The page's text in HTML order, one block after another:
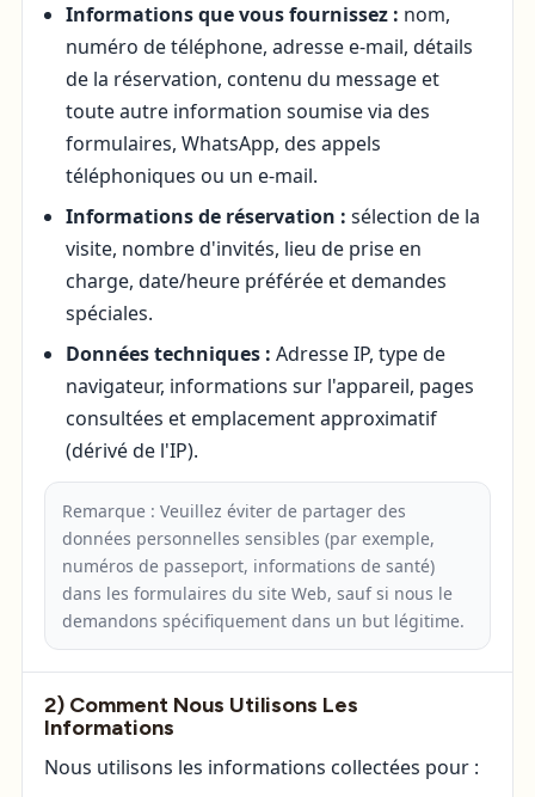
Informations que vous fournissez : nom,
numéro de téléphone, adresse e-mail, détails
de la réservation, contenu du message et
toute autre information soumise via des
formulaires, WhatsApp, des appels
téléphoniques ou un e-mail.
Informations de réservation : sélection de la
visite, nombre d'invités, lieu de prise en
charge, date/heure préférée et demandes
spéciales.
Données techniques : Adresse IP, type de
navigateur, informations sur l'appareil, pages
consultées et emplacement approximatif
(dérivé de l'IP).
Remarque : Veuillez éviter de partager des
données personnelles sensibles (par exemple,
numéros de passeport, informations de santé)
dans les formulaires du site Web, sauf si nous le
demandons spécifiquement dans un but légitime.
2) Comment Nous Utilisons Les
Informations
Nous utilisons les informations collectées pour :